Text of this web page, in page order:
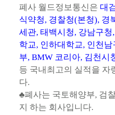
폐사 월드정보통신은 대
식약청, 경찰청(본청), 경
세관, 태백시청, 강남구
학교, 인하대학교, 인천
부, BMW 코리아, 김천시
등 국내최고의 실적을 자
다.
♣폐사는 국토해양부, 검
지 하는 회사입니다.